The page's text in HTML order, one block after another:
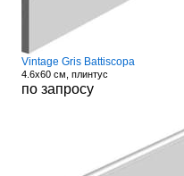
Vintage Gris Battiscopa
4.6x60 см, плинтус
по запросу